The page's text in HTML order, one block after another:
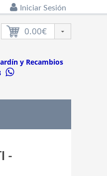
Iniciar Sesión
0.00€
y Recambios
-